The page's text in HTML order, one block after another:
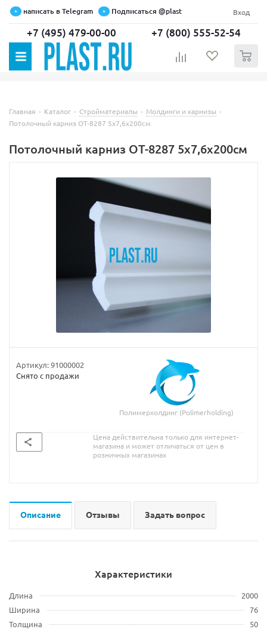
написать в Telegram Подписаться @plast Вход
+7 (495) 479-00-00 +7 (800) 555-52-54
Главная - Каталог - Стройматериалы - Молдинги и карнизы -
Потолочный карниз OT-8287 5x7,6x200см
Потолочный карниз OT-8287 5x7,6x200см
Артикул:91000002
Снято с продажи
Полимерхолдинг (Polimerholding)
Цена действительна только для интернет-
магазина и может отличаться от цен в
розничных магазинах
Описание Отзывы Задать вопрос
Характеристики
Длина
2000
Ширина
76
Толщина
50